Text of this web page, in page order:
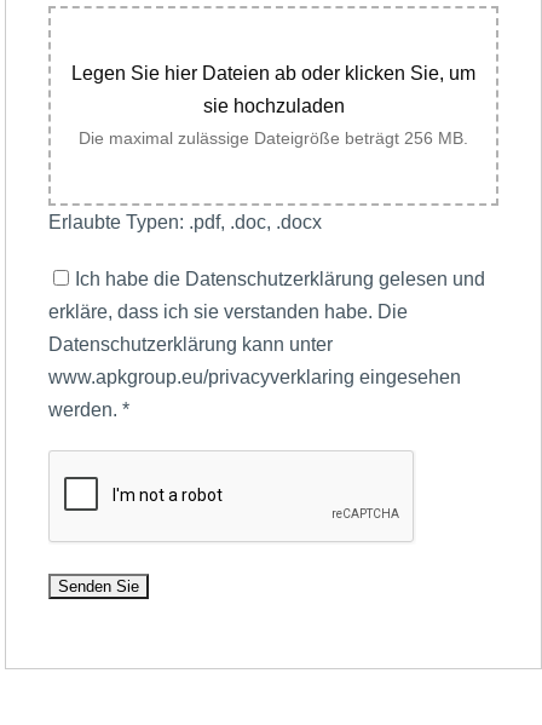
Legen Sie hier Dateien ab oder klicken Sie, um
sie hochzuladen
Die maximal zulässige Dateigröße beträgt 256 MB.
Erlaubte Typen: .pdf, .doc, .docx
Ich habe die Datenschutzerklärung gelesen und
erkläre, dass ich sie verstanden habe. Die
Datenschutzerklärung kann unter
www.apkgroup.eu/privacyverklaring eingesehen
werden.*